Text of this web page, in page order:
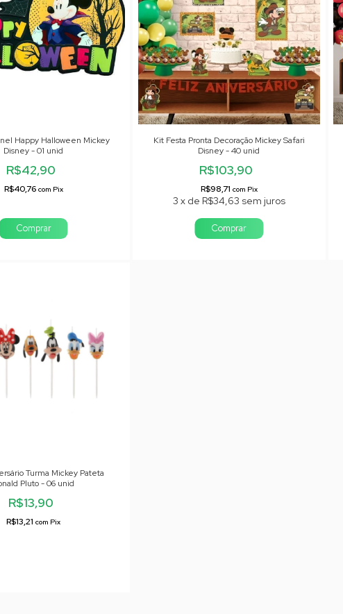
Happy Halloween Mickey
Disney - 01 unid
R$42,90
R$40,76 com Pix
Kit Festa Pronta Decoração Mickey Safari
Disney - 40 unid
R$103,90
R$98,71 com Pix
3 x de R$34,63 sem juros
Turma Mickey Pateta
Pluto - 06 unid
R$13,90
R$13,21com Pix